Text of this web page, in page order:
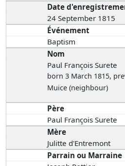
Date
24 September 1815
Événement
Baptism
Nom
Paul François Surete
born 3 March 1815,
Muice (neighbour)
Père
Paul François Surete
Mère
Julitte d'Entremont
Parrain ou Marraine